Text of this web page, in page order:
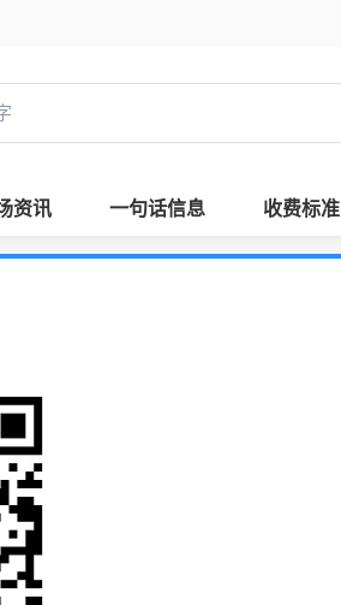
资讯 一句话信息 收费标准